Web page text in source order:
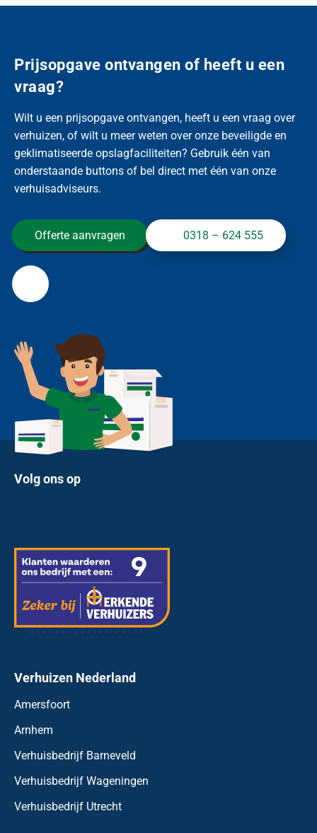
Prijsopgave ontvangen of heeft u een
vraag?
Wilt u een prijsopgave ontvangen, heeft u een vraag over
verhuizen, of wilt u meer weten over onze beveiligde en
geklimatiseerde opslagfaciliteiten? Gebruik één van
onderstaande buttons of bel direct met één van onze
verhuisadviseurs.
Offerte aanvragen 0318 – 624 555
Volg ons op
Verhuizen Nederland
Amersfoort
Arnhem
Verhuisbedrijf Barneveld
Verhuisbedrijf Wageningen
Verhuisbedrijf Utrecht